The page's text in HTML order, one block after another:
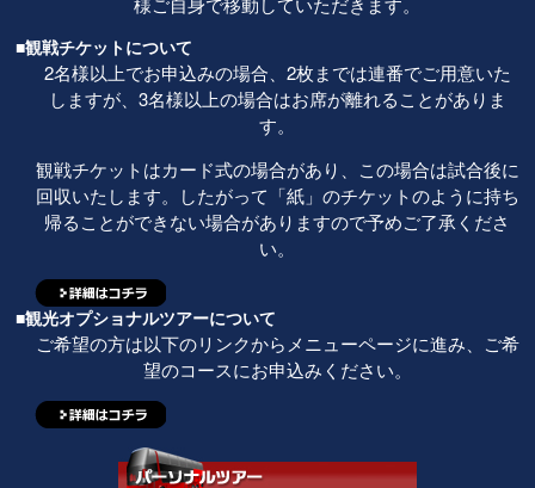
■観戦チケットについて
2名様以上でお申込みの場合、2枚までは連番でご用意いた
しますが、3名様以上の場合はお席が離れることがありま
す。
観戦チケットはカード式の場合があり、この場合は試合後に
回収いたします。したがって「紙」のチケットのように持ち
帰ることができない場合がありますので予めご了承くださ
い。
■観光オプショナルツアーについて
ご希望の方は以下のリンクからメニューページに進み、ご希
望のコースにお申込みください。